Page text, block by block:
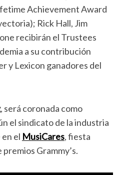
Achievement Award
Rick Hall, Jim
recibirán el Trustees
a su contribución
y Lexicon ganadores del
, será coronada como
el sindicato de la industria
el MusiCares, fiesta
Grammy’s.